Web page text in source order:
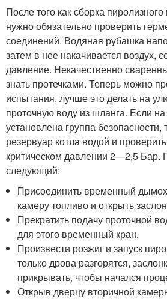
После того как сборка
нужно обязательно проверить
соединений. Водяная рубашка
затем в нее накачивается воздух,
давление. Некачественно
знать протечками. Теперь можно
испытания, лучше это делать на
проточную воду из шланга. Если на
установлена группа
резервуар котла водой и
критическом давлении 2—2,5 Бар.
следующий:
Присоединить временный
камеру топливо и открыть
Прекратить подачу проточной
для этого временный кран.
Произвести розжиг и запуск
только дрова разгорятся,
прикрывать, чтобы начался
Открыв дверцу вторичной